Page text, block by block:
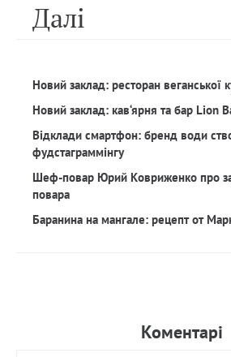
Далi
Новий заклад: ресторан веганської
Новий заклад: кав‘ярня та бар Lion
Відклади смартфон: бренд води
фудстаграммінгу
Шеф-повар Юрий Ковриженко про
повара
Баранина на мангале: рецепт от
Коментарi